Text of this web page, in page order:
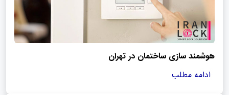
هوشمند سازی ساختمان در تهران
ادامه مطلب